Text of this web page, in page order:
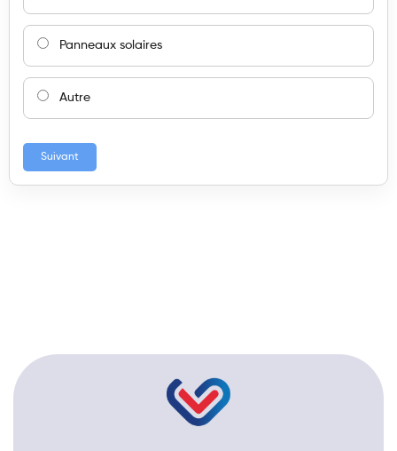
Panneaux solaires
Autre
Suivant